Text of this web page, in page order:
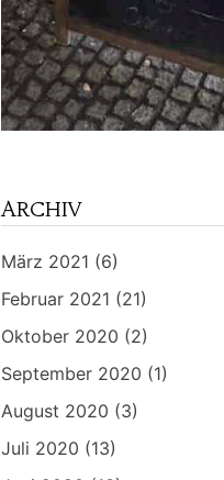
ARCHIV
März 2021 (6)
Februar 2021 (21)
Oktober 2020 (2)
September 2020 (1)
August 2020 (3)
Juli 2020 (13)